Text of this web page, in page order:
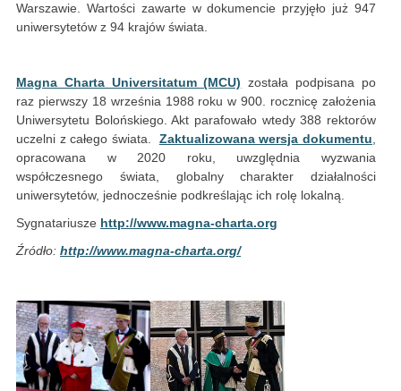
Warszawie. Wartości zawarte w dokumencie przyjęło już 947
uniwersytetów z 94 krajów świata.
Magna Charta Universitatum (MCU) została podpisana po
raz pierwszy 18 września 1988 roku w 900. rocznicę założenia
Uniwersytetu Bolońskiego. Akt parafowało wtedy 388 rektorów
uczelni z całego świata. Zaktualizowana wersja dokumentu,
opracowana w 2020 roku, uwzględnia wyzwania
współczesnego świata, globalny charakter działalności
uniwersytetów, jednocześnie podkreślając ich rolę lokalną.
Sygnatariusze http://www.magna-charta.org
Źródło: http://www.magna-charta.org/